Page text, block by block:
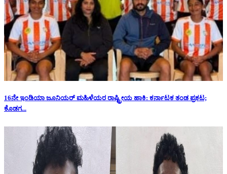
16ನೇ ಇಂಡಿಯಾ ಜೂನಿಯರ್ ಮಹಿಳೆಯರ ರಾಷ್ಟ್ರೀಯ ಹಾಕಿ: ಕರ್ನಾಟಕ ತಂಡ ಪ್ರಕಟ;
ಕೊಡಗ...